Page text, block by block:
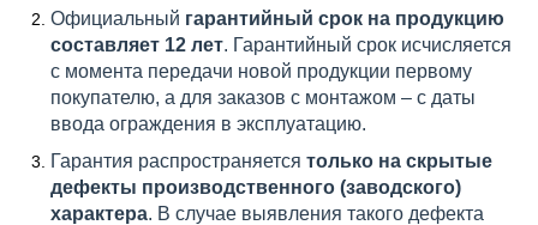
Официальный гарантийный срок на продукцию
составляет 12 лет. Гарантийный срок исчисляется
с момента передачи новой продукции первому
покупателю, а для заказов с монтажом – с даты
ввода ограждения в эксплуатацию.
Гарантия распространяется только на скрытые
дефекты производственного (заводского)
характера. В случае выявления такого дефекта